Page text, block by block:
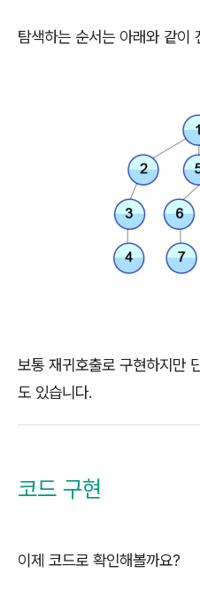
탐색하는 순서는 아래와 같이
보통 재귀호출로 구현하지만
도 있습니다.
코드 구현
이제 코드로 확인해볼까요?